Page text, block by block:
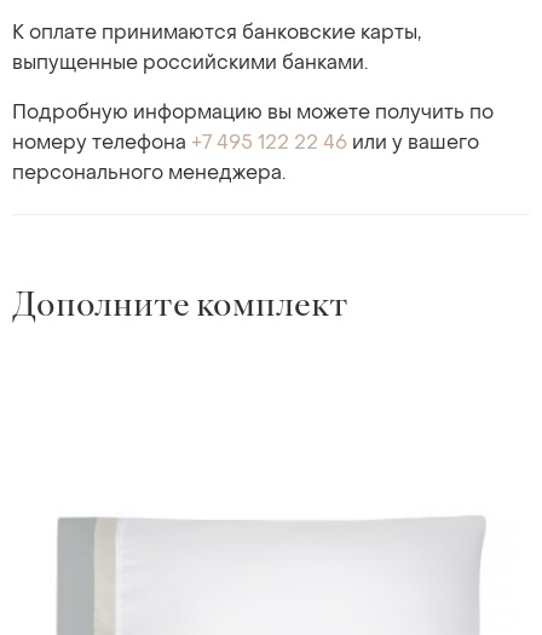
К оплате принимаются банковские карты,
выпущенные российскими банками.
Подробную информацию вы можете получить по
номеру телефона +7 495 122 22 46 или у вашего
персонального менеджера.
Дополните комплект